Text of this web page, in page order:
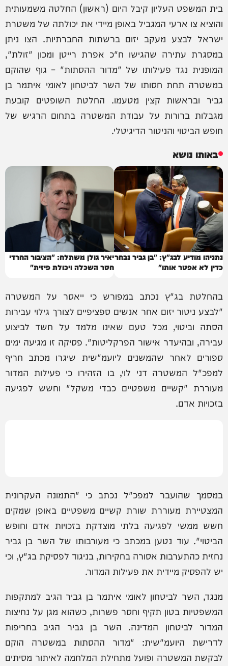
בית המשפט העליון קיבל היום (ראשון) החלטה משמעותית
והוציא צו ארעי המגביל באופן מיידי את יכולתה של משטרת
ישראל לבצע מעקב יזום ברשתות החברתיות. הצו ניתן
במסגרת עתירה שהגישו ח"כ אפרת רייטן ומכון "זולת",
המופנית נגד פעילותו של "מדור ההסתות" – גוף שהוקם
במשטרה תחת חסותו של השר לביטחון לאומי איתמר בן
גביר ובראשות קצין מטעמו. החלטת השופטים קובעת
מגבלות ברורות על עבודת המשטרה בתחום הרגיש של
חופש הביטוי והניטור הדיגיטלי.
באותו נושא
נתניהו מודיע לבג"ץ: "בן גביר נבחר
כדין לא אפטר אותו"
יאיר גולן משתלח: "הציבור החרדי
חסר השכלה ויכולת פיזית"
בהחלטת בג"ץ נכתב במפורש כי ייאסר על המשטרה
"לבצע ניטור יזום אחר אנשים ספציפיים לצורך גילוי עבירות
הסתה וביטוי, מכל טעם שאינו מלמד על חשד לביצוע
עבירה, ובהיעדר אישור הפרקליטות". פסיקה זו מגיעה ימים
ספורים לאחר שהמשנים ליועמ"שית שיגרו מכתב חריף
למפכ"ל המשטרה דני לוי, בו הזהירו כי פעילות המדור
מעוררת "קשיים משפטיים כבדי משקל" וחשש לפגיעה
בזכויות אדם.
במסמך שהועבר למפכ"ל נכתב כי "התמונה העקרונית
המצטיירת מעוררת שורת קשיים משפטיים באופן שמקים
חשש ממשי לפגיעה בלתי מוצדקת בזכויות אדם וחופש
הביטוי". עוד נטען במכתב כי מעורבותו של השר בן גביר
נחזית כהתערבות אסורה בחקירות, בניגוד לפסיקת בג"ץ, וכי
יש להפסיק מיידית את פעילות המדור.
מנגד, השר לביטחון לאומי איתמר בן גביר הגיב למתקפות
המשפטיות בטון תקיף וחסר פשרות, כשהוא מגן על נחיצות
המדור לביטחון המדינה. השר בן גביר הגיב בחריפות
לדרישת היועמ"שית: "מדור ההסתות במשטרה הוקם
לבקשת המשטרה ופועל מתחילת המלחמה לאיתור מסיתים